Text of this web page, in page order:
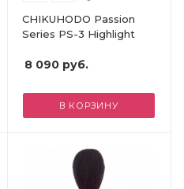
CHIKUHODO Passion
Series PS-3 Highlight
8 090руб.
В КОРЗИНУ